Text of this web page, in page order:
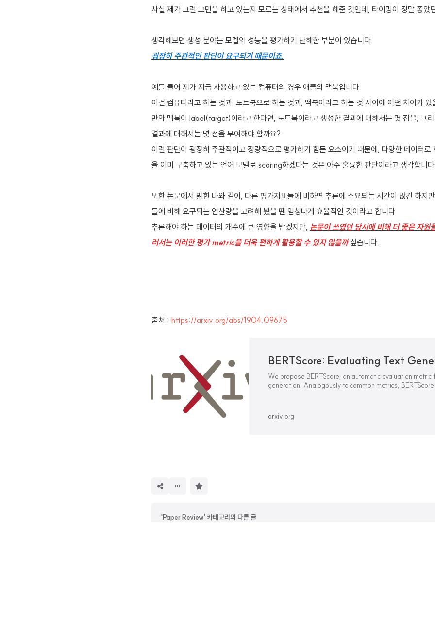
사실 제가 그런 고민을 하고 있는지 모르는 상태에서 추천을 해준 것인데, 타이밍이 정말 좋았
생각해보면 생성 분야는 모델의 성능을 평가하기 난해한 부분이 있습니다.
굉장히 주관적인 판단이 요구되기 때문이죠.
예를 들어 제가 지금 사용하고 있는 컴퓨터의 경우 애플의 맥북입니다.
이걸 컴퓨터라고 하는 것과, 노트북으로 하는 것과, 맥북이라고 하는 것 사이에 어떤 차이가 있
만약 맥북이 label(target)이라고 한다면, 노트북이라고 생성한 결과에 대해서는 몇 점을, 그
결과에 대해서는 몇 점을 부여해야 할까요?
이런 판단이 굉장히 주관적이고 정량적으로 평가하기 힘든 요소이기 때문에, 다양한 데이터로
을 이미 구축하고 있는 언어 모델로 scoring하겠다는 것은 아주 훌륭한 판단이라고 생각합니다.
또한 논문에서 밝힌 바와 같이, 다른 평가지표들에 비하면 추론에 소요되는 시간이 많긴 하지
들에 비해 요구되는 연산량을 고려해 봤을 땐 엄청나게 효율적인 것이라고 합니다.
추론해야 하는 데이터의 개수에 큰 영향을 받겠지만, 논문이 쓰였던 당시에 비해 더 좋은 자원
러서는 이러한 평가 metric을 더욱 편하게 활용할 수 있지 않을까싶습니다.
출처 : https://arxiv.org/abs/1904.09675
We propose BERTScore, an automatic evaluation metric
generation. Analogously to common metrics,
arxiv.org
'Paper Review' 카테고리의 다른 글